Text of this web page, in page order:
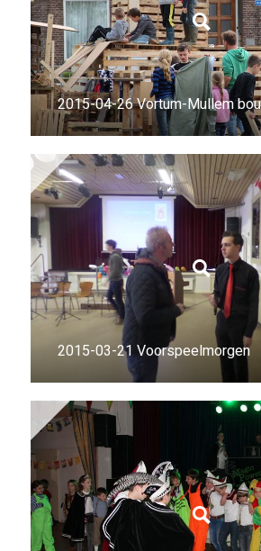
2015-04-26 Vortum-Mullem
2015-03-21 Voorspeelmorgen